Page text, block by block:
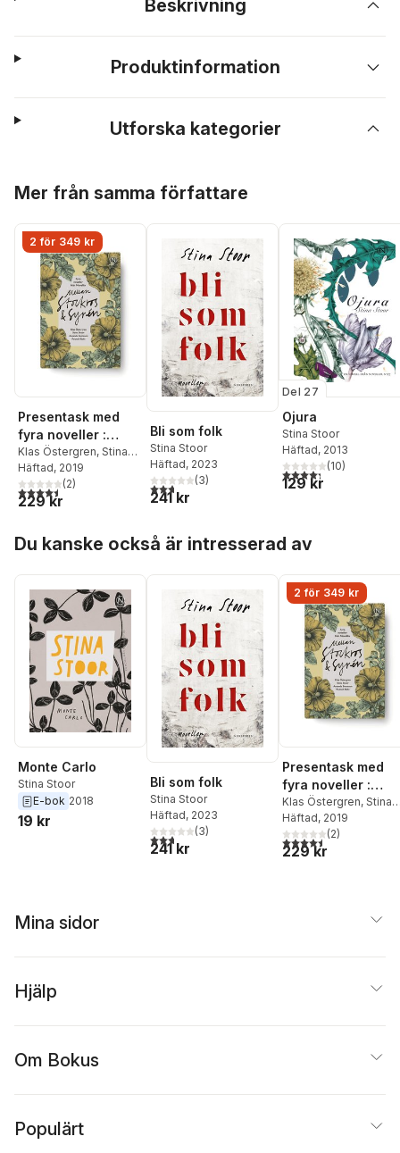
Beskrivning
Produktinformation
Utforska kategorier
Mer från samma författare
2 för 349 kr
Presentask med
fyra noveller :
Mellan stockros
och syrén
Klas Östergren, Stina
Stoor,Amanda
Svensson,
Häftad, 2019
4,5utav 5 stjärnor. Totalt antal röster:
(2)
229 kr
Bli som folk
Stina Stoor
Häftad, 2023
2,7utav 5 stjärnor. Totalt antal röster:
(3)
241 kr
Del 27
Ojura
Stina Stoor
Häftad, 2013
4,3utav 5 stjärnor.
(10)
129 kr
Du kanske också är intresserad av
Monte Carlo
Stina Stoor
E-bok 2018
19 kr
Bli som folk
Stina Stoor
Häftad, 2023
2,7utav 5 stjärnor. Totalt antal röster:
(3)
241 kr
2 för 349 kr
Presentask med
fyra noveller :
Mellan stockros
och syrén
Klas Östergren, Stina
Stoor,Amanda
Svensson,
Häftad, 2019
4,5utav 5 stjärnor.
(2)
229 kr
Mina sidor
Hjälp
Om Bokus
Populärt